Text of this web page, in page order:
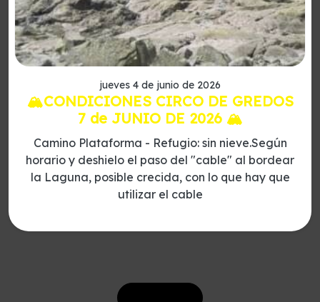
jueves 4 de junio de 2026
🏔️CONDICIONES CIRCO DE GREDOS
7 de JUNIO DE 2026 🏔️
Camino Plataforma - Refugio: sin nieve.Según
horario y deshielo el paso del "cable" al bordear
la Laguna, posible crecida, con lo que hay que
utilizar el cable